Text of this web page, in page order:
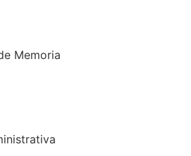
Memoria